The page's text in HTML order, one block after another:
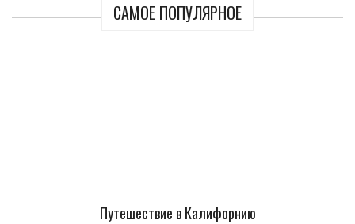
САМОЕ ПОПУЛЯРНОЕ
Путешествие в Калифорнию